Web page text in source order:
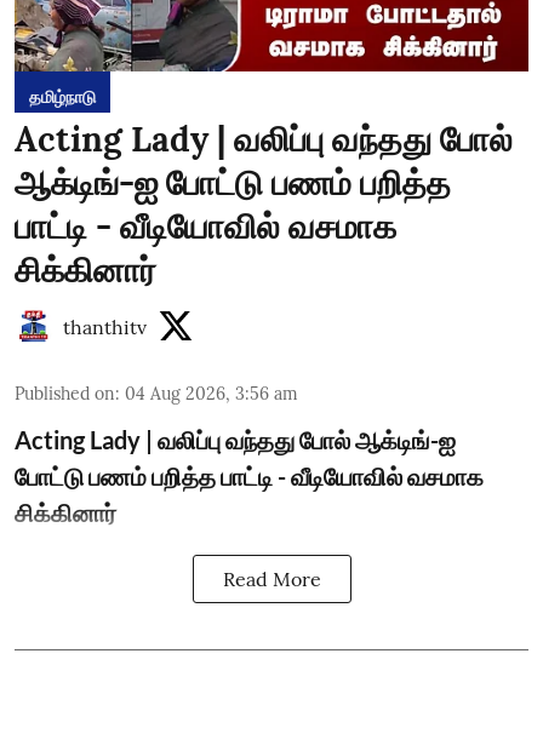
தமிழ்நாடு
Acting Lady | வலிப்பு வந்தது போல்
ஆக்டிங்-ஐ போட்டு பணம் பறித்த
பாட்டி - வீடியோவில் வசமாக
சிக்கினார்
thanthitv
Published on: 04 Aug 2026, 3:56 am
Acting Lady | வலிப்பு வந்தது போல் ஆக்டிங்-ஐ
போட்டு பணம் பறித்த பாட்டி - வீடியோவில் வசமாக
சிக்கினார்
Read More